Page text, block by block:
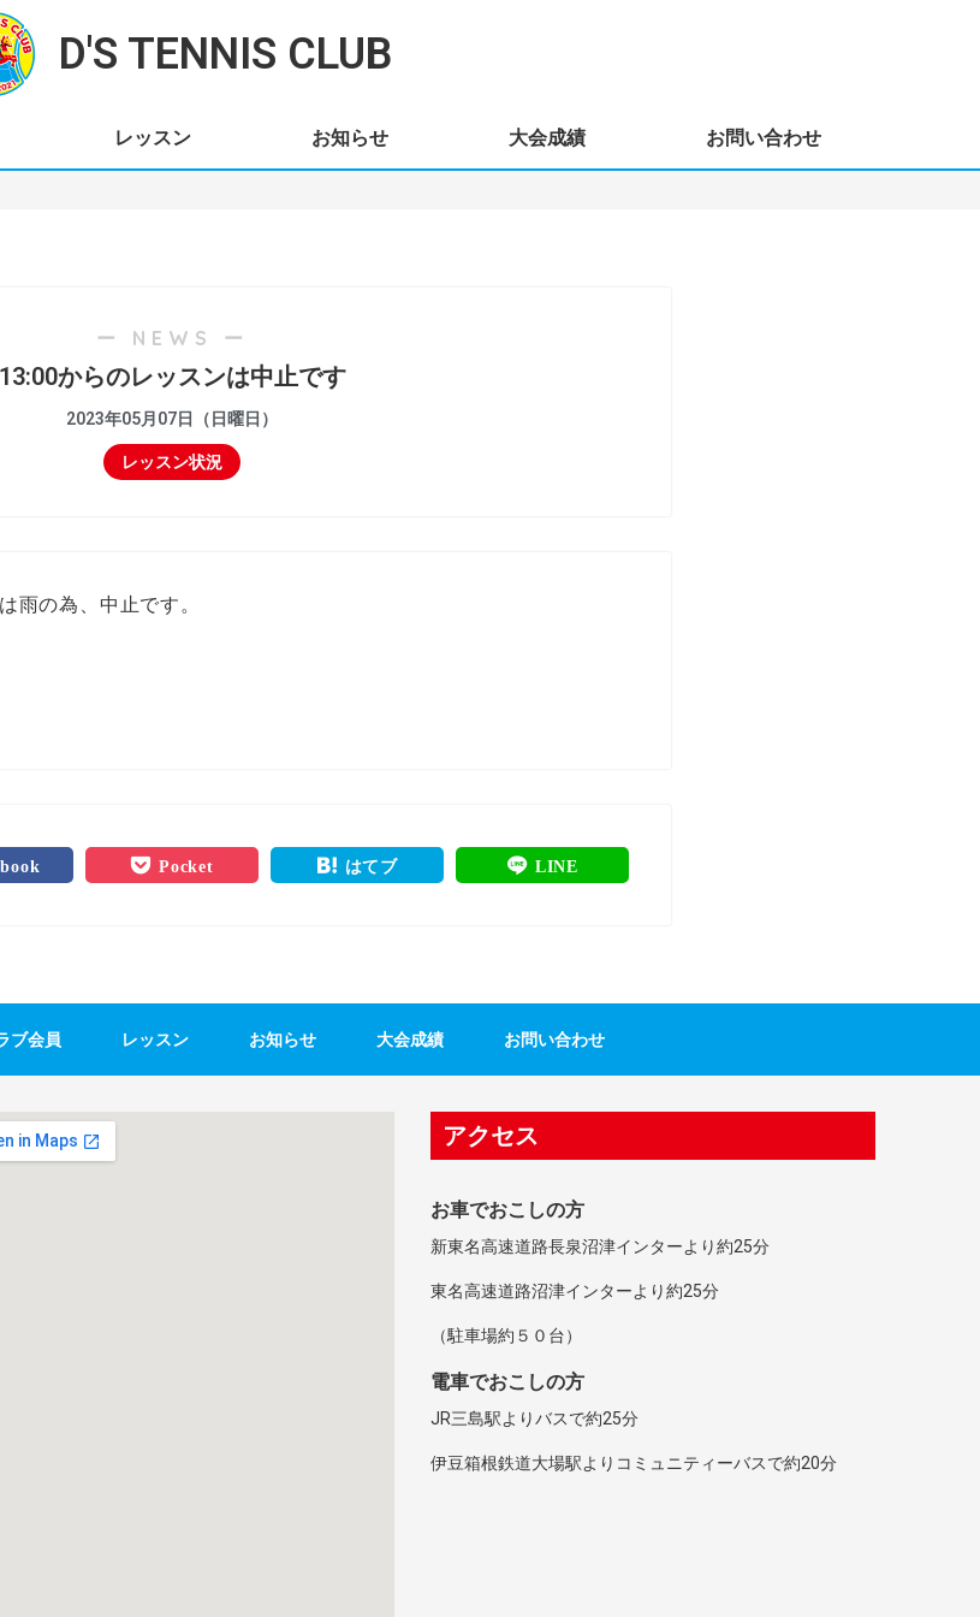
D'S TENNIS CLUB
レッスン お知らせ 大会成績 お問い合わせ
ー NEWS ー
13:00からのレッスンは中止です
2023年05月07日（日曜日）
レッスン状況
雨の為、中止です。
Pocket はてブ LINE
ブ会員 レッスン お知らせ 大会成績 お問い合わせ
アクセス
お車でおこしの方
新東名高速道路長泉沼津インターより約25分
東名高速道路沼津インターより約25分
（駐車場約５０台）
電車でおこしの方
JR三島駅よりバスで約25分
伊豆箱根鉄道大場駅よりコミュニティーバスで約20分